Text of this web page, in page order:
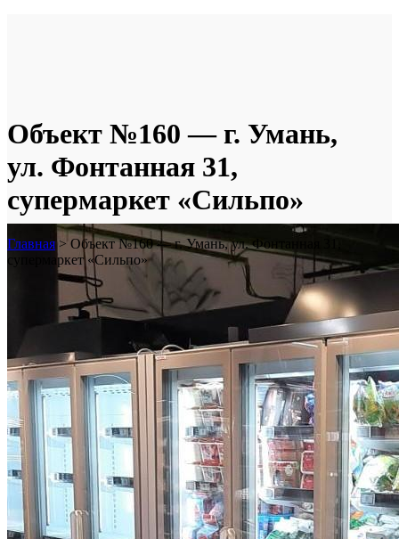
Объект №160 — г. Умань,
ул. Фонтанная 31,
супермаркет «Сильпо»
Главная> Объект №160 — г. Умань, ул. Фонтанная 31,
супермаркет «Сильпо»